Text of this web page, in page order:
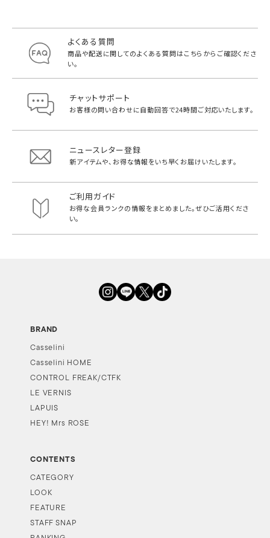
よくある質問
商品や配送に関してのよくある質問はこちらからご確認くださ
い。
チャットサポート
お客様の問い合わせに自動回答で24時間ご対応いたします。
ニュースレター登録
新アイテムや、お得な情報をいち早く お届けいたします。
ご利用ガイド
お得な会員ランクの情報をまとめました。ぜひご活用くださ
い。
BRAND
Casselini
Casselini HOME
CONTROL FREAK/CTFK
LE VERNIS
LAPUIS
HEY! Mrs ROSE
CONTENTS
CATEGORY
LOOK
FEATURE
STAFF SNAP